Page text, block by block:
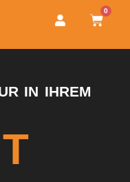
0
IN IHREM